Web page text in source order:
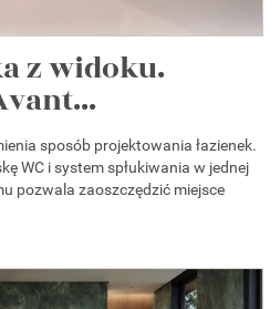
z widoku.
sposób projektowania łazienek.
WC i system spłukiwania w jednej
pozwala zaoszczędzić miejsce